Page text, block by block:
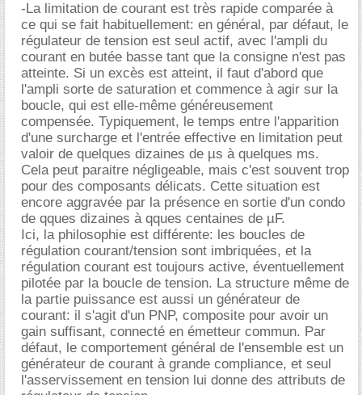
-La limitation de courant est très rapide comparée à
ce qui se fait habituellement: en général, par défaut, le
régulateur de tension est seul actif, avec l'ampli du
courant en butée basse tant que la consigne n'est pas
atteinte. Si un excès est atteint, il faut d'abord que
l'ampli sorte de saturation et commence à agir sur la
boucle, qui est elle-même généreusement
compensée. Typiquement, le temps entre l'apparition
d'une surcharge et l'entrée effective en limitation peut
valoir de quelques dizaines de µs à quelques ms.
Cela peut paraitre négligeable, mais c'est souvent trop
pour des composants délicats. Cette situation est
encore aggravée par la présence en sortie d'un condo
de qques dizaines à qques centaines de µF.
Ici, la philosophie est différente: les boucles de
régulation courant/tension sont imbriquées, et la
régulation courant est toujours active, éventuellement
pilotée par la boucle de tension. La structure même de
la partie puissance est aussi un générateur de
courant: il s'agit d'un PNP, composite pour avoir un
gain suffisant, connecté en émetteur commun. Par
défaut, le comportement général de l'ensemble est un
générateur de courant à grande compliance, et seul
l'asservissement en tension lui donne des attributs de